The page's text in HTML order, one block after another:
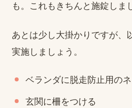
も。これもきちんと施錠しま
あとは少し大掛かりですが、
実施しましょう。
ベランダに脱走防止用の
玄関に柵をつける